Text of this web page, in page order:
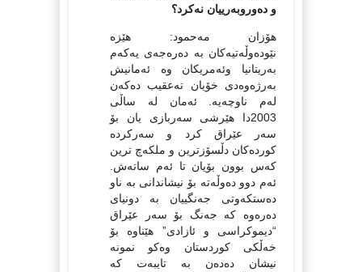
و ده‌وروبه‌رییان نه‌كرد؟
هۆزان مه‌حمود: هێزه‌
نێوده‌وڵه‌تیه‌كان به‌ ده‌ره‌جه‌ی یه‌كه‌م
به‌ریتانیا وئه‌مریكان وه‌ ئه‌مانیش
به‌رژه‌وه‌دی خۆیان ته‌عقیب ده‌كه‌ن
له‌م ناوچه‌یه‌. ئه‌مان له‌ ساڵی
2003دا هێرشی سه‌ربازی یان بۆ
سه‌ر عێراق كرد و سه‌ركرده‌
كورده‌كان دڵسۆزترین و ملكه‌چ ترین
كه‌س بوون بۆیان تا ئه‌م ساته‌ش.
ئه‌م دوو ده‌وڵه‌ته‌ بۆ نیشاندانی به‌ ناو
ده‌ستكه‌وتی جه‌نگییان به‌ دونیای
ده‌ره‌وه‌ كه‌ جه‌نگ بۆ سه‌ر عێراق
“دیموكراسی و ئازادی” هێناوه‌ بۆ
خه‌ڵكى كوردستان وه‌كو نمونه‌
نیشان ده‌ده‌ن به‌ تایبه‌ت كه‌